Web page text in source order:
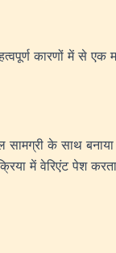
कारणों में से एक
के साथ बनाया
में वेरिएंट पेश